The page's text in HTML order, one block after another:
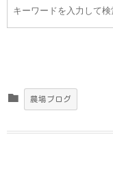
農場ブログ